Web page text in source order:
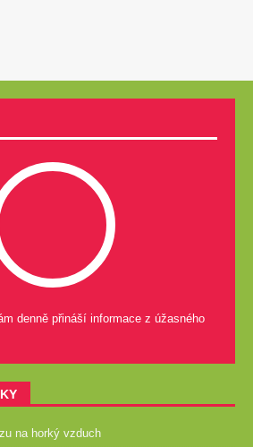
denně přináší informace z úžasného
na horký vzduch